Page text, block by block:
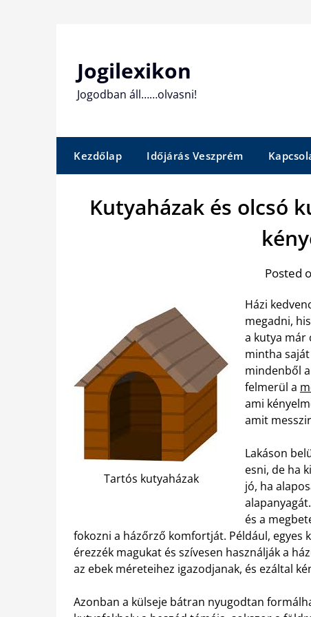
Jogilexikon
Jogodban áll……olvasni!
Kezdőlap Időjárás Veszprém
Kutyaházak és olcsó
Posted
Tartós kutyaházak
Házi
megadni,
a kutya már
mintha
mindenből
felmerül a
ami
amit
Lakáson
esni, de ha
jó, ha
és a
fokozni a házőrző komfortját. Például, egyes
érezzék magukat és szívesen használják a
az ebek méreteihez igazodjanak, és ezáltal
Azonban a külseje bátran nyugodtan